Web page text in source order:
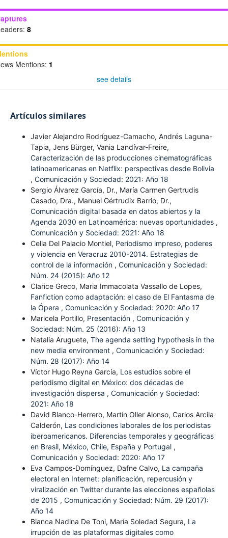
8
Mentions: 1
see details
Artículos similares
Javier Alejandro Rodríguez-Camacho, Andrés Laguna-
Tapia, Jens Bürger, Vania Landívar-Freire,
Caracterización de las producciones cinematográficas
latinoamericanas en Netflix: perspectivas desde Bolivia
, Comunicación y Sociedad: 2021: Año 18
Sergio Álvarez García, Dr., María Carmen Gertrudis
Casado, Dra., Manuel Gértrudix Barrio, Dr.,
Comunicación digital basada en datos abiertos y la
Agenda 2030 en Latinoamérica: nuevas oportunidades ,
Comunicación y Sociedad: 2021: Año 18
Celia Del Palacio Montiel, Periodismo impreso, poderes
y violencia en Veracruz 2010-2014. Estrategias de
control de la información , Comunicación y Sociedad:
Núm. 24 (2015): Año 12
Clarice Greco, Maria Immacolata Vassallo de Lopes,
Fanfiction como adaptación: el caso de El Fantasma de
la Ópera , Comunicación y Sociedad: 2020: Año 17
Maricela Portillo, Presentación , Comunicación y
Sociedad: Núm. 25 (2016): Año 13
Natalia Aruguete, The agenda setting hypothesis in the
new media environment , Comunicación y Sociedad:
Núm. 28 (2017): Año 14
Víctor Hugo Reyna García, Los estudios sobre el
periodismo digital en México: dos décadas de
investigación dispersa , Comunicación y Sociedad:
2021: Año 18
David Blanco-Herrero, Martín Oller Alonso, Carlos Arcila
Calderón, Las condiciones laborales de los periodistas
iberoamericanos. Diferencias temporales y geográficas
en Brasil, México, Chile, España y Portugal ,
Comunicación y Sociedad: 2020: Año 17
Eva Campos-Domínguez, Dafne Calvo, La campaña
electoral en Internet: planificación, repercusión y
viralización en Twitter durante las elecciones españolas
de 2015 , Comunicación y Sociedad: Núm. 29 (2017):
Año 14
Bianca Nadina De Toni, María Soledad Segura, La
irrupción de las plataformas digitales como